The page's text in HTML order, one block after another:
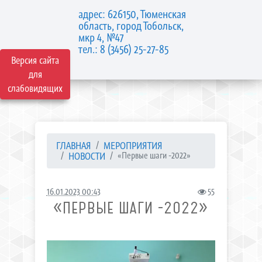
Версия сайта
для
слабовидящих
адрес: 626150, Тюменская
область, город Тобольск,
мкр 4, №47
тел.: 8 (3456) 25-27-85
ГЛАВНАЯ
МЕРОПРИЯТИЯ
НОВОСТИ
«Первые шаги -2022»
16.01.2023 00:43 55
«ПЕРВЫЕ ШАГИ -2022»